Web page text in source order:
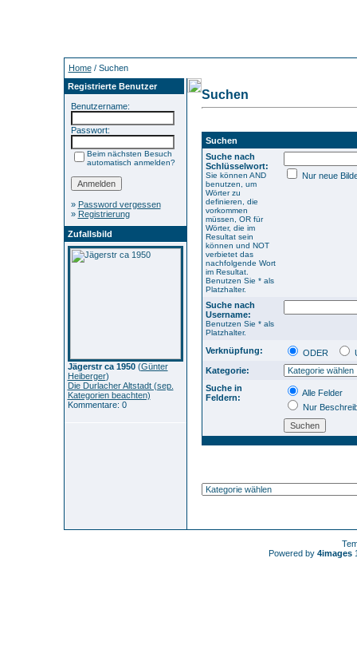
Home/ Suchen
Registrierte Benutzer
Benutzername:
Passwort:
Beim nächsten Besuch
automatisch anmelden?
» Password vergessen
» Registrierung
Zufallsbild
Jägerstr ca 1950(Günter
Heiberger)
Die Durlacher Altstadt (sep.
Kategorien beachten)
Kommentare: 0
Suchen
Suchen
Suche nach
Schlüsselwort:
Sie können AND
benutzen, um
Wörter zu
definieren, die
vorkommen
müssen, OR für
Wörter, die im
Resultat sein
können und NOT
verbietet das
nachfolgende Wort
im Resultat.
Benutzen Sie * als
Platzhalter.
Nur neue
Suche nach
Username:
Benutzen Sie * als
Platzhalter.
Verknüpfung: ODER
Kategorie:
Suche in
Feldern:
Alle Felder
Nur
Powered by 4images